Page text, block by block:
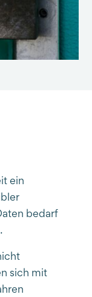
ein
bedarf
sich mit